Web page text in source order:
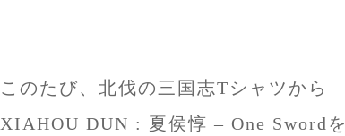
このたび、北伐の三国志Tシャツから
XIAHOU DUN : 夏侯惇 – One Sword